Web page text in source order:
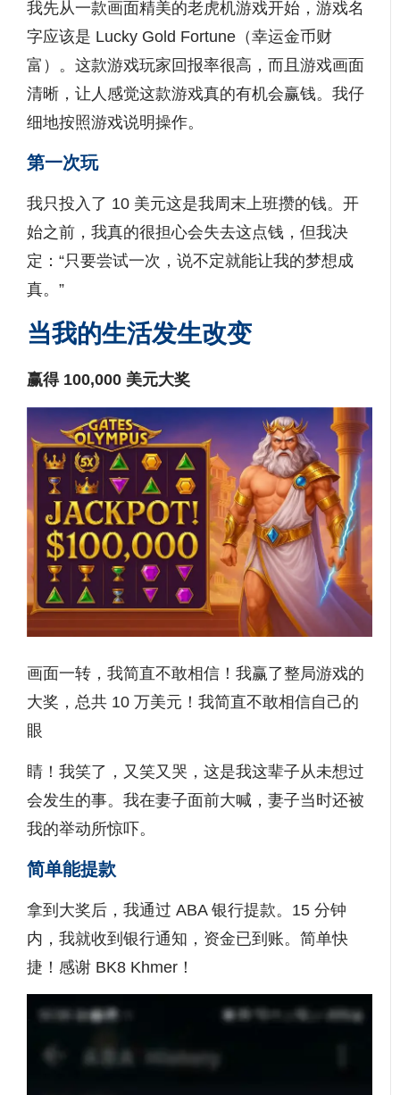
我先从一款画面精美的老虎机游戏开始，游戏名
字应该是 Lucky Gold Fortune（幸运金币财
富）。这款游戏玩家回报率很高，而且游戏画面
清晰，让人感觉这款游戏真的有机会赢钱。我仔
细地按照游戏说明操作。
第一次玩
我只投入了 10 美元这是我周末上班攒的钱。开
始之前，我真的很担心会失去这点钱，但我决
定：“只要尝试一次，说不定就能让我的梦想成
真。”
当我的生活发生改变
赢得 100,000 美元大奖
画面一转，我简直不敢相信！我赢了整局游戏的
大奖，总共 10 万美元！我简直不敢相信自己的
眼
睛！我笑了，又笑又哭，这是我这辈子从未想过
会发生的事。我在妻子面前大喊，妻子当时还被
我的举动所惊吓。
简单能提款
拿到大奖后，我通过 ABA 银行提款。15 分钟
内，我就收到银行通知，资金已到账。简单快
捷！感谢 BK8 Khmer！